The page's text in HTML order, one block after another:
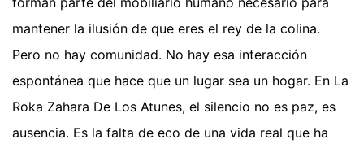
mantener la ilusión de que eres el rey de la colina.
Pero no hay comunidad. No hay esa interacción
espontánea que hace que un lugar sea un hogar. En La
Roka Zahara De Los Atunes, el silencio no es paz, es
ausencia. Es la falta de eco de una vida real que ha